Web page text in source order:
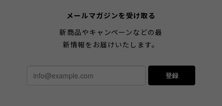
メールマガジンを受け取る
新商品やキャンペーンなどの最
新情報をお届けいたします。
登録